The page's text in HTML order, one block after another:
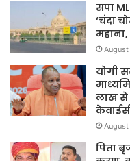
सपा
‘चंदा
महाना,
योगी
लाख से
पिता